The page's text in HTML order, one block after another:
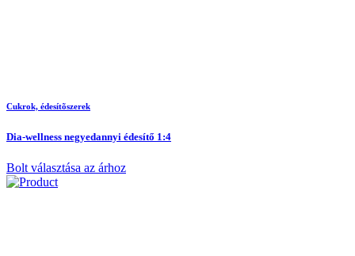
Cukrok, édesítõszerek
Dia-wellness negyedannyi édesítő 1:4
Bolt választása az árhoz